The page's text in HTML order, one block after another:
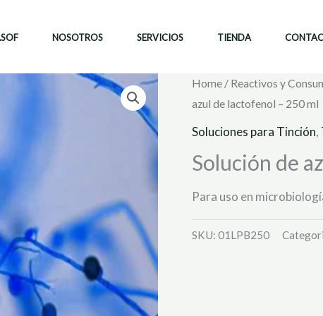
NOSOTROS SERVICIOS TIENDA
Home / Reactivos y
azul de lactofenol – 250 ml
Soluciones para Tinción,
Solución de
Para uso en
SKU: 01LPB250